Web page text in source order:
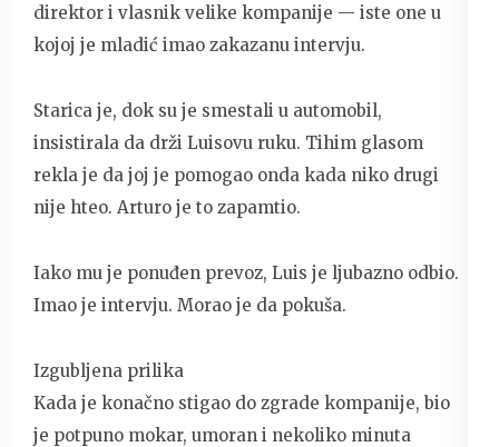
direktor i vlasnik velike kompanije — iste one u
kojoj je mladić imao zakazanu intervju.
Starica je, dok su je smestali u automobil,
insistirala da drži Luisovu ruku. Tihim glasom
rekla je da joj je pomogao onda kada niko drugi
nije hteo. Arturo je to zapamtio.
Iako mu je ponuđen prevoz, Luis je ljubazno odbio.
Imao je intervju. Morao je da pokuša.
Izgubljena prilika
Kada je konačno stigao do zgrade kompanije, bio
je potpuno mokar, umoran i nekoliko minuta